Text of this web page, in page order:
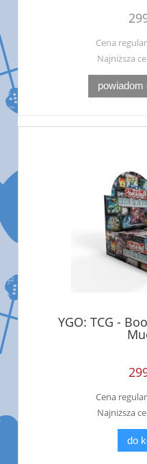
Cena
Najniższa
powiadom
YGO: TCG -
Cena
Najniższa
do